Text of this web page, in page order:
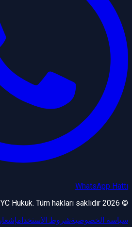
WhatsApp Hattı
©
2026
سياسة الخصوصيةشروط الاستخدامإشعار KVKK (حماية البيانات)